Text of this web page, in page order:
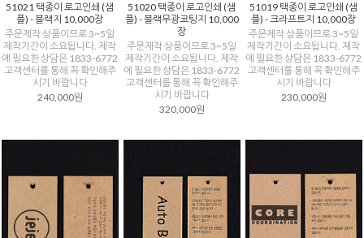
51021 택종이 로고인쇄 (샘
플) - 블랙지 10,000장
주문제작 상품이므로 3~5일
제작기간이 소요됩니다. 제작
에 필요한 상담은 1833-6772
고객센터를 통해 꼭 확인해주
시기 바랍니다
240,000원
51020 택종이 로고인쇄 (샘
플) - 블랙무광코팅지 10,000
장
주문제작 상품이므로 3~5일
제작기간이 소요됩니다. 제작
에 필요한 상담은 1833-6772
고객센터를 통해 꼭 확인해주
시기 바랍니다
320,000원
51019 택종이 로고인쇄 (샘
플) - 크라프트지 10,000장
주문제작 상품이므로 3~5일
제작기간이 소요됩니다. 제작
에 필요한 상담은 1833-6772
고객센터를 통해 꼭 확인해주
시기 바랍니다
230,000원